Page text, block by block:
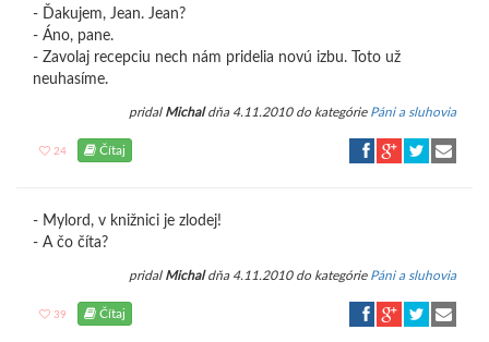
- Ďakujem, Jean. Jean?
- Áno, pane.
- Zavolaj recepciu nech nám pridelia novú izbu. Toto už
neuhasíme.
pridal Michaldňa 4.11.2010 do kategórie Páni a sluhovia
24 Čítaj
- Mylord, v knižnici je zlodej!
- A čo číta?
pridal Michaldňa 4.11.2010 do kategórie Páni a sluhovia
39 Čítaj